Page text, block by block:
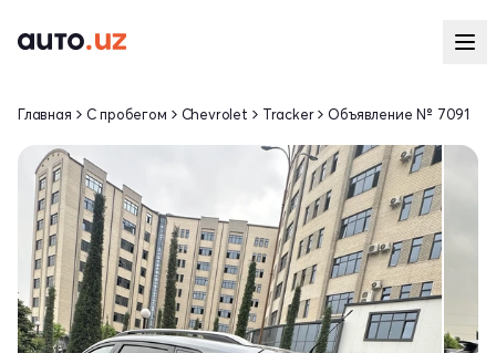
Главная С пробегом Chevrolet Tracker Объявление № 7091